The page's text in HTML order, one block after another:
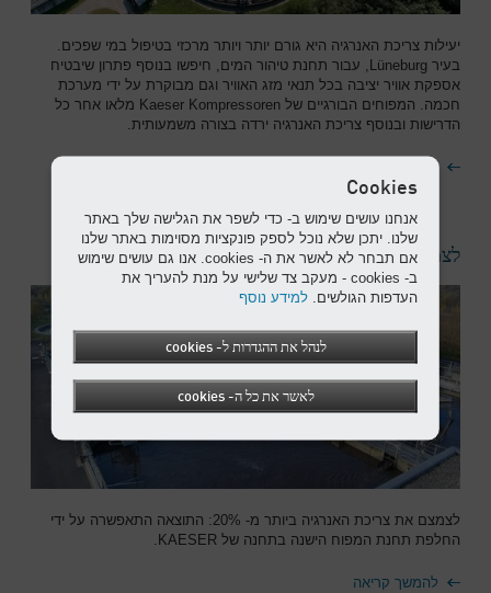
יעילות צריכת האנרגיה היא גורם יותר ויותר מרכזי בטיפול במי שפכים.
בעיר Lüneburg, עבור תחנת טיהור המים, חיפשו בנוסף פתרון שיבטיח
אספקת אוויר יציבה בכל תנאי מזג האוויר וגם מבוקרת על ידי מערכת
חכמה. המפוחים הבורגיים של Kaeser Kompressoren מלאו אחר כל
הדרישות ובנוסף צריכת האנרגיה ירדה בצורה משמעותית.
להמשך קריאה
לצמצם את צריכת האנרגיה ולהגדיל את נפח האוויר!
לצמצם את צריכת האנרגיה ביותר מ- 20%: התוצאה התאפשרה על ידי
החלפת תחנת המפוח הישנה בתחנה של KAESER.
להמשך קריאה
Cookies
אנחנו עושים שימוש ב- כדי לשפר את הגלישה שלך באתר
שלנו. יתכן שלא נוכל לספק פונקציות מסוימות באתר שלנו
אם תבחר לא לאשר את ה- cookies. אנו גם עושים שימוש
ב- cookies - מעקב צד שלישי על מנת להעריך את
העדפות הגולשים.למידע נוסף
לנהל את ההגדרות ל- cookies
לאשר את כל ה- cookies